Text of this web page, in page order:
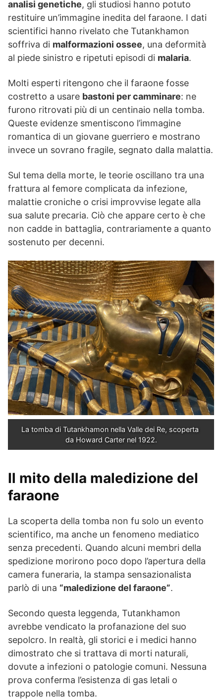
analisi genetiche, gli studiosi hanno potuto
restituire un’immagine inedita del faraone. I dati
scientifici hanno rivelato che Tutankhamon
soffriva di malformazioni ossee, una deformità
al piede sinistro e ripetuti episodi di malaria.
Molti esperti ritengono che il faraone fosse
costretto a usare bastoni per camminare: ne
furono ritrovati più di un centinaio nella tomba.
Queste evidenze smentiscono l’immagine
romantica di un giovane guerriero e mostrano
invece un sovrano fragile, segnato dalla malattia.
Sul tema della morte, le teorie oscillano tra una
frattura al femore complicata da infezione,
malattie croniche o crisi improvvise legate alla
sua salute precaria. Ciò che appare certo è che
non cadde in battaglia, contrariamente a quanto
sostenuto per decenni.
La tomba di Tutankhamon nella Valle dei Re, scoperta
da Howard Carter nel 1922.
Il mito della maledizione del
faraone
La scoperta della tomba non fu solo un evento
scientifico, ma anche un fenomeno mediatico
senza precedenti. Quando alcuni membri della
spedizione morirono poco dopo l’apertura della
camera funeraria, la stampa sensazionalista
parlò di una “maledizione del faraone”.
Secondo questa leggenda, Tutankhamon
avrebbe vendicato la profanazione del suo
sepolcro. In realtà, gli storici e i medici hanno
dimostrato che si trattava di morti naturali,
dovute a infezioni o patologie comuni. Nessuna
prova conferma l’esistenza di gas letali o
trappole nella tomba.